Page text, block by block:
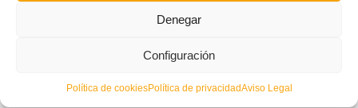
Denegar
Configuración
Política de cookiesPolítica de privacidadAviso Legal